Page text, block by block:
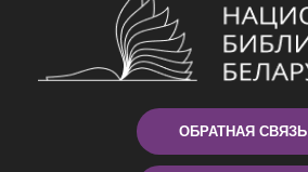
ОБРАТНАЯ СВЯЗЬ